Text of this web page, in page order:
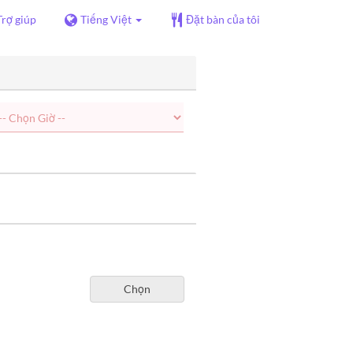
giúp Tiếng Việt Đặt bàn của tôi
Chọn